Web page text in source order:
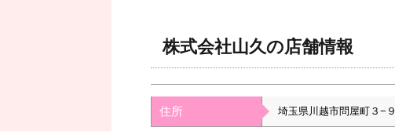
株式会社山久の店舗情報
住所 埼玉県川越市問屋町３−９